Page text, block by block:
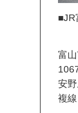
■JR
富
安
複線